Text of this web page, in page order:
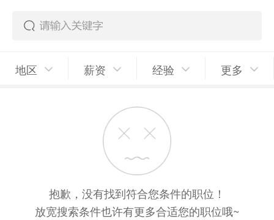
地区 薪资 经验 更多
抱歉，没有找到符合您条件的职位！
放宽搜索条件也许有更多合适您的职位哦~